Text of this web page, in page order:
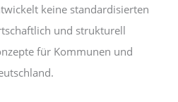
keine standardisierten
und strukturell
für Kommunen und